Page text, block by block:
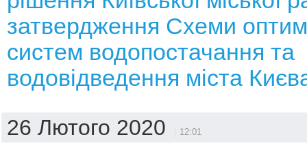
затвердження Схеми
систем водопостачання та
водовідведення міста
26 Лютого 2020 12:01